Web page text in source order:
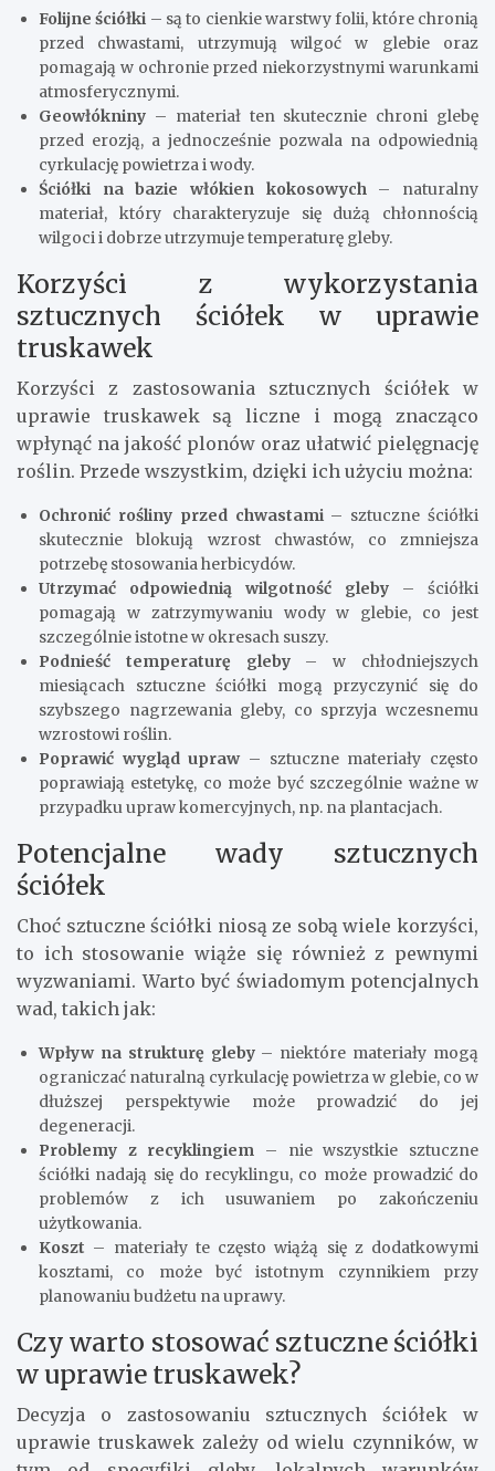
Folijne ściółki – są to cienkie warstwy folii, które chronią
przed chwastami, utrzymują wilgoć w glebie oraz
pomagają w ochronie przed niekorzystnymi warunkami
atmosferycznymi.
Geowłókniny – materiał ten skutecznie chroni glebę
przed erozją, a jednocześnie pozwala na odpowiednią
cyrkulację powietrza i wody.
Ściółki na bazie włókien kokosowych– naturalny
materiał, który charakteryzuje się dużą chłonnością
wilgoci i dobrze utrzymuje temperaturę gleby.
Korzyści z wykorzystania
sztucznych ściółek w uprawie
truskawek
Korzyści z zastosowania sztucznych ściółek w
uprawie truskawek są liczne i mogą znacząco
wpłynąć na jakość plonów oraz ułatwić pielęgnację
roślin. Przede wszystkim, dzięki ich użyciu można:
Ochronić rośliny przed chwastami– sztuczne ściółki
skutecznie blokują wzrost chwastów, co zmniejsza
potrzebę stosowania herbicydów.
Utrzymać odpowiednią wilgotność gleby – ściółki
pomagają w zatrzymywaniu wody w glebie, co jest
szczególnie istotne w okresach suszy.
Podnieść temperaturę gleby– w chłodniejszych
miesiącach sztuczne ściółki mogą przyczynić się do
szybszego nagrzewania gleby, co sprzyja wczesnemu
wzrostowi roślin.
Poprawić wygląd upraw– sztuczne materiały często
poprawiają estetykę, co może być szczególnie ważne w
przypadku upraw komercyjnych, np. na plantacjach.
Potencjalne wady sztucznych
ściółek
Choć sztuczne ściółki niosą ze sobą wiele korzyści,
to ich stosowanie wiąże się również z pewnymi
wyzwaniami. Warto być świadomym potencjalnych
wad, takich jak:
Wpływ na strukturę gleby– niektóre materiały mogą
ograniczać naturalną cyrkulację powietrza w glebie, co w
dłuższej perspektywie może prowadzić do jej
degeneracji.
Problemy z recyklingiem – nie wszystkie sztuczne
ściółki nadają się do recyklingu, co może prowadzić do
problemów z ich usuwaniem po zakończeniu
użytkowania.
Koszt – materiały te często wiążą się z dodatkowymi
kosztami, co może być istotnym czynnikiem przy
planowaniu budżetu na uprawy.
Czy warto stosować sztuczne ściółki
w uprawie truskawek?
Decyzja o zastosowaniu sztucznych ściółek w
uprawie truskawek zależy od wielu czynników, w